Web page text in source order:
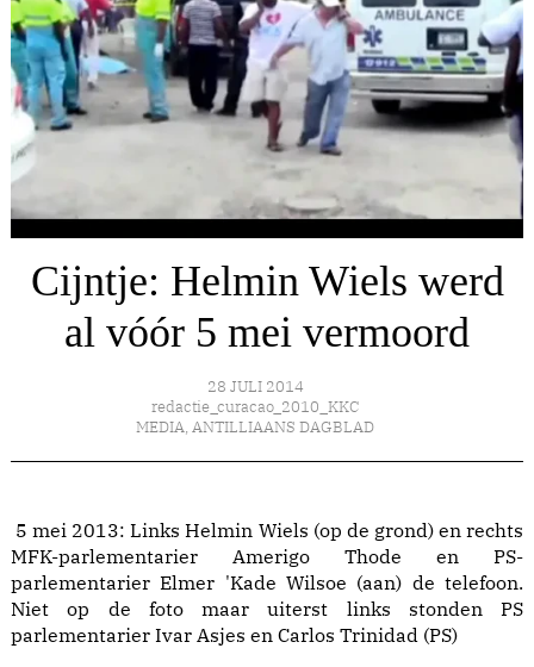
Cijntje: Helmin Wiels werd
al vóór 5 mei vermoord
28 JULI 2014
redactie_curacao_2010_KKC
MEDIA, ANTILLIAANS DAGBLAD
5 mei 2013: Links Helmin Wiels (op de grond) en rechts
MFK-parlementarier Amerigo Thode en PS-
parlementarier Elmer 'Kade Wilsoe (aan) de telefoon.
Niet op de foto maar uiterst links stonden PS
parlementarier Ivar Asjes en Carlos Trinidad (PS)